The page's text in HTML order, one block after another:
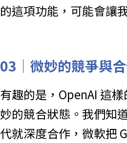
的這項功能，可能會讓
03｜ 微妙的競爭與
有趣的是，OpenAI 這
妙的競合狀態。我們知
代就深度合作，微軟把